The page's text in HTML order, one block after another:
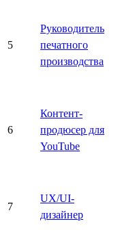
5
Руководитель
печатного
производства
6
Контент-
продюсер для
YouTube
7
UX/UI-
дизайнер